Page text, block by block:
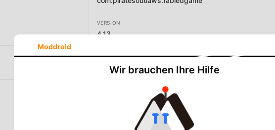
VERSION
4.13
ENTWICKLER
Fabled Game
Moddroid
Wir brauchen Ihre Hilfe